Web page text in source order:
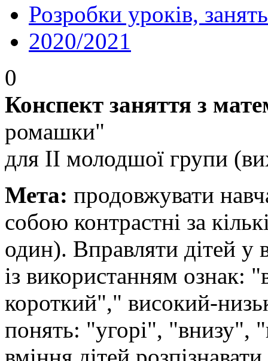
Розробки уроків, занять
2020/2021
0
Конспект заняття з
ромашки"
для ІІ молодшої групи
Мета: продовжувати
собою контрастні за
один). Вправляти дітей у
із використанням ознак:
короткий"," високий-
понять: "угорі", "внизу",